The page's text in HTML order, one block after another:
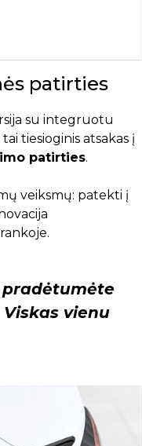
patirties
su integruotu
tiesioginis atsakas į
patirties.
veiksmų: patekti į
vienu